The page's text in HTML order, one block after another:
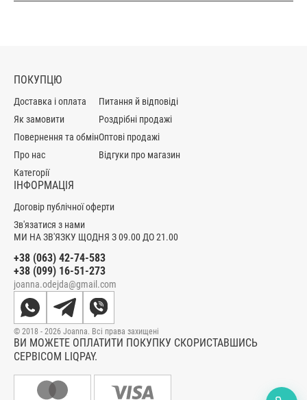
МИ НА ЗВ'ЯЗКУ ЩОДНЯ З 09.00 ДО 21.00
+38 (063) 42-74-583
+38 (099) 16-51-273
joanna.odejda@gmail.com
ПОКУПЦЮ
Доставка і оплата
Як замовити
Повернення та обмін
Про нас
Категорії
Питання й відповіді
Роздрібні продажі
Оптові продажі
Відгуки про магазин
ІНФОРМАЦІЯ
Договір публічної оферти
Зв'язатися з нами
ВИ МОЖЕТЕ ОПЛАТИТИ ПОКУПКУ СКОРИСТАВШИСЬ
СЕРВІСОМ LIQPAY.
© 2018 - 2026 Joanna. Всі права захищені